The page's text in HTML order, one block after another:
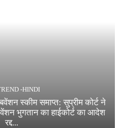
-HINDI
स्कीम समाप्त: सुप्रीम कोर्ट ने
भुगतान का हाईकोर्ट का आदेश
रद्द...